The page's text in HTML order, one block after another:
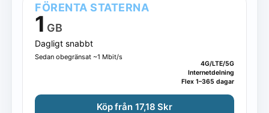
FÖRENTA STATERNA
1 GB
Dagligt snabbt
Sedan obegränsat ~1 Mbit/s
4G/LTE/5G
Internetdelning
Flex 1–365 dagar
Köp från 17,18 Skr